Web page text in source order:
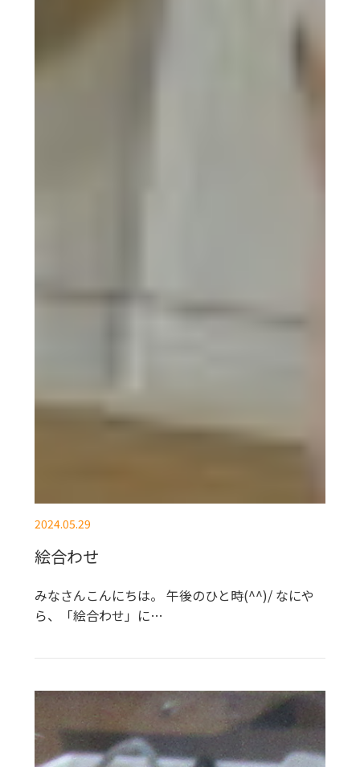
2024.05.29
絵合わせ
みなさんこんにちは。 午後のひと時(^^)/ なにや
ら、「絵合わせ」に…